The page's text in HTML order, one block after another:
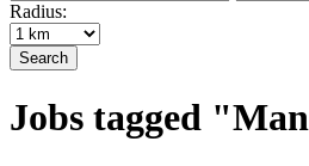
Radius:
Search
Jobs tagged